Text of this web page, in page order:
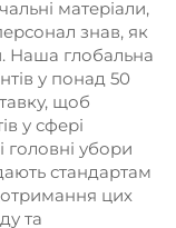
матеріали,
знав, як
Наша глобальна
у понад 50
щоб
у сфері
убори
стандартам
цих
та